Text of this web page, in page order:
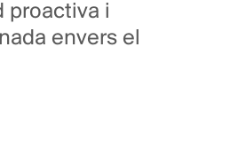
proactiva i
envers el